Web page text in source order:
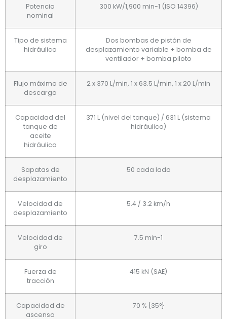
Potencia
nominal
300 kW/1,900 min-1 (ISO 14396)
Tipo de sistema
hidráulico
Dos bombas de pistón de
desplazamiento variable + bomba de
ventilador + bomba piloto
Flujo máximo de
descarga
2 x 370 L/min, 1 x 63.5 L/min, 1 x 20 L/min
Capacidad del
tanque de
aceite
hidráulico
371 L (nivel del tanque) / 631 L (sistema
hidráulico)
Sapatas de
desplazamiento
50 cada lado
Velocidad de
desplazamiento
5.4 / 3.2 km/h
Velocidad de
giro
7.5 min-1
Fuerza de
tracción
415 kN (SAE)
Capacidad de
ascenso
70 % {35°}